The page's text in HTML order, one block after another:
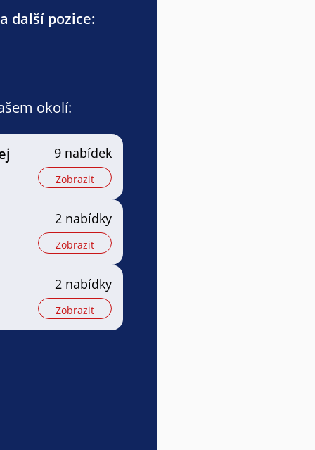
další pozice:
okolí:
9 nabídek
Zobrazit
2 nabídky
Zobrazit
2 nabídky
Zobrazit